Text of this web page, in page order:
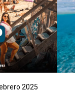
2025